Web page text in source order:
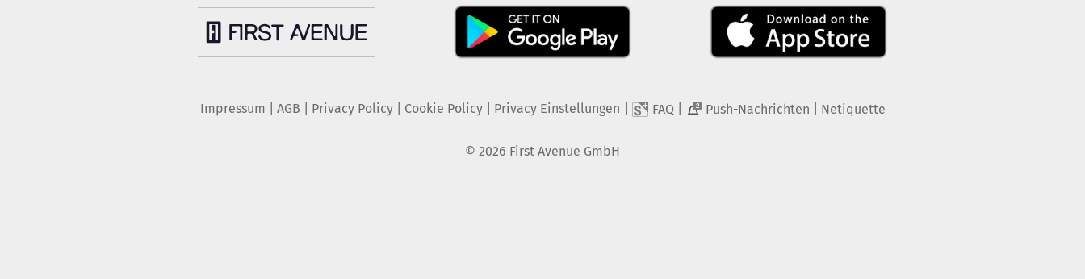
Impressum AGB Privacy Policy| Cookie Policy| Privacy Einstellungen FAQ 2 Push-Nachrichten Netiquette
© 2026 First Avenue GmbH